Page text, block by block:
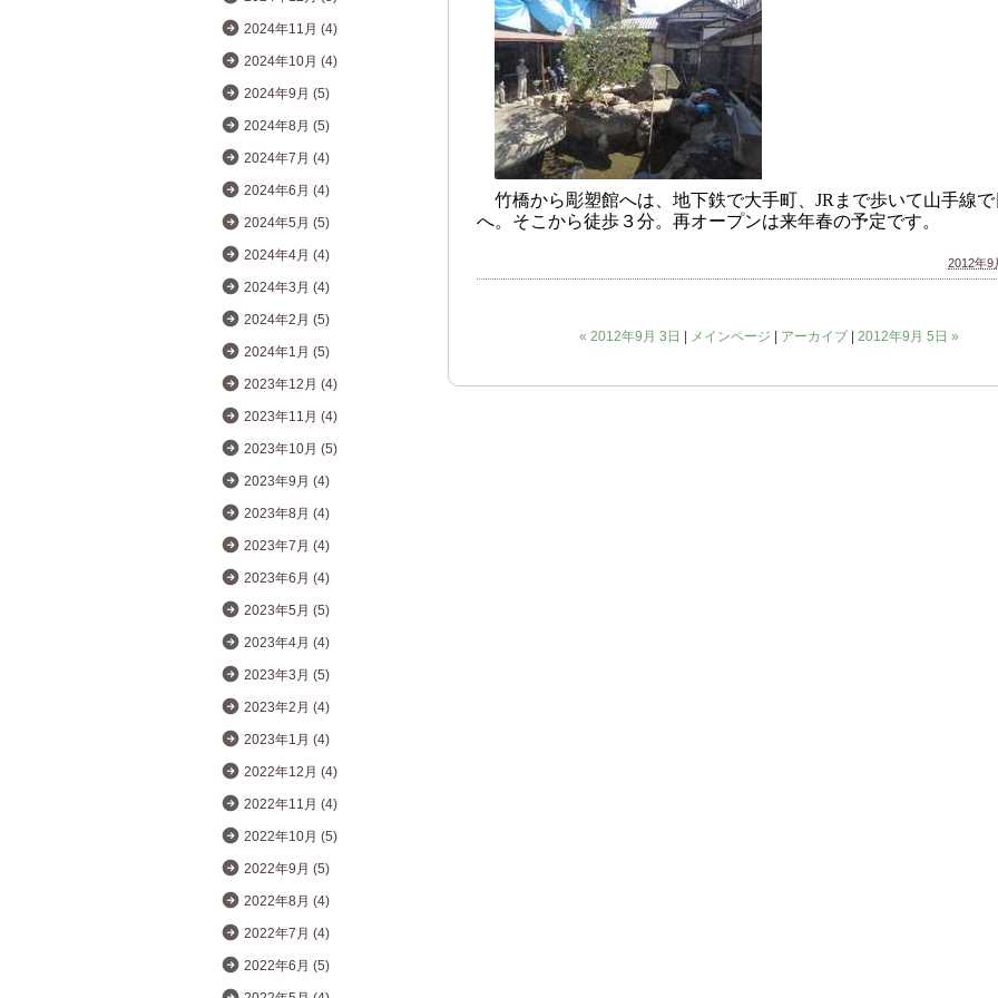
竹橋から彫塑館へは、地下鉄で大手町、 JR まで歩いて山手線
へ。そこから徒歩３分。再オープンは来年春の予定です。
2012年9
« 2012年9月 3日 | メインページ | アーカイブ | 2012年9月 5日 »
2024年11月 (4)
2024年10月 (4)
2024年9月 (5)
2024年8月 (5)
2024年7月 (4)
2024年6月 (4)
2024年5月 (5)
2024年4月 (4)
2024年3月 (4)
2024年2月 (5)
2024年1月 (5)
2023年12月 (4)
2023年11月 (4)
2023年10月 (5)
2023年9月 (4)
2023年8月 (4)
2023年7月 (4)
2023年6月 (4)
2023年5月 (5)
2023年4月 (4)
2023年3月 (5)
2023年2月 (4)
2023年1月 (4)
2022年12月 (4)
2022年11月 (4)
2022年10月 (5)
2022年9月 (5)
2022年8月 (4)
2022年7月 (4)
2022年6月 (5)